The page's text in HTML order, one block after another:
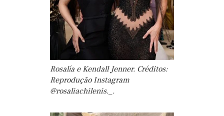
Rosalía e Kendall Jenner. Créditos:
Reprodução Instagram
@rosaliachilenis._.